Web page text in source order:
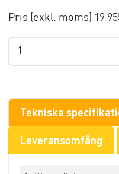
Pris (exkl. moms) 19
Tekniska
Leveransomfång